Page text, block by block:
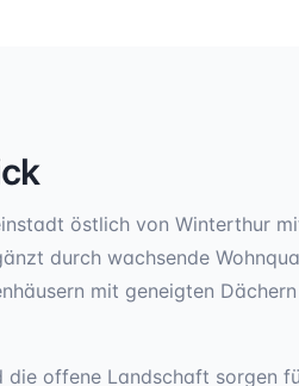
östlich von Winterthur
durch wachsende
mit geneigten
die offene Landschaft sorgen